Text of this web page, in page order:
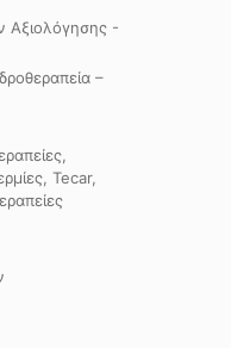
Αξιολόγησης -
–
Tecar,